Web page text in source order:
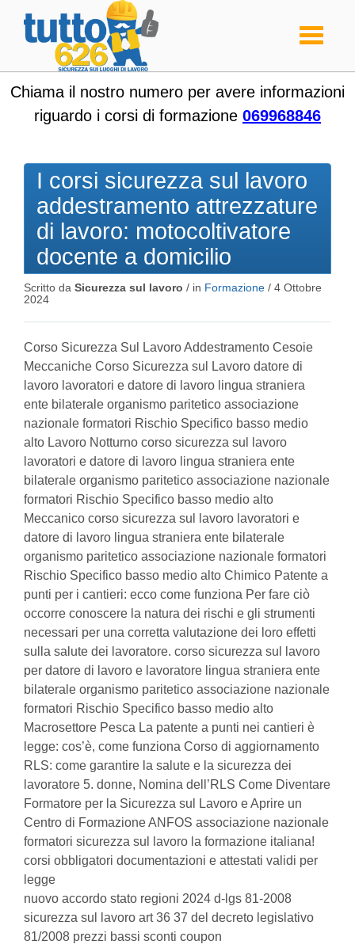
Toggle
Chiama il nostro numero per avere informazioni
riguardo i corsi di formazione 069968846
I corsi sicurezza sul lavoro
addestramento attrezzature
di lavoro: motocoltivatore
docente a domicilio
Scritto da Sicurezza sul lavoro / in Formazione / 4 Ottobre
2024
Corso Sicurezza Sul Lavoro Addestramento Cesoie
Meccaniche Corso Sicurezza sul Lavoro datore di
lavoro lavoratori e datore di lavoro lingua straniera
ente bilaterale organismo paritetico associazione
nazionale formatori Rischio Specifico basso medio
alto Lavoro Notturno corso sicurezza sul lavoro
lavoratori e datore di lavoro lingua straniera ente
bilaterale organismo paritetico associazione nazionale
formatori Rischio Specifico basso medio alto
Meccanico corso sicurezza sul lavoro lavoratori e
datore di lavoro lingua straniera ente bilaterale
organismo paritetico associazione nazionale formatori
Rischio Specifico basso medio alto Chimico Patente a
punti per i cantieri: ecco come funziona Per fare ciò
occorre conoscere la natura dei rischi e gli strumenti
necessari per una corretta valutazione dei loro effetti
sulla salute dei lavoratore. corso sicurezza sul lavoro
per datore di lavoro e lavoratore lingua straniera ente
bilaterale organismo paritetico associazione nazionale
formatori Rischio Specifico basso medio alto
Macrosettore Pesca La patente a punti nei cantieri è
legge: cos’è, come funziona Corso di aggiornamento
RLS: come garantire la salute e la sicurezza dei
lavoratore 5. donne, Nomina dell’RLS Come Diventare
Formatore per la Sicurezza sul Lavoro e Aprire un
Centro di Formazione ANFOS associazione nazionale
formatori sicurezza sul lavoro la formazione italiana!
corsi obbligatori documentazioni e attestati validi per
legge
nuovo accordo stato regioni 2024 d-lgs 81-2008
sicurezza sul lavoro art 36 37 del decreto legislativo
81/2008 prezzi bassi sconti coupon